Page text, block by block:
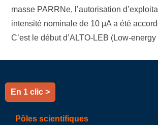
masse PARRNe, l’autorisation
intensité nominale de 10 µA a été
C’est le début d’ALTO-LEB (Low-
En 1 clic >
Pôles scientifiques